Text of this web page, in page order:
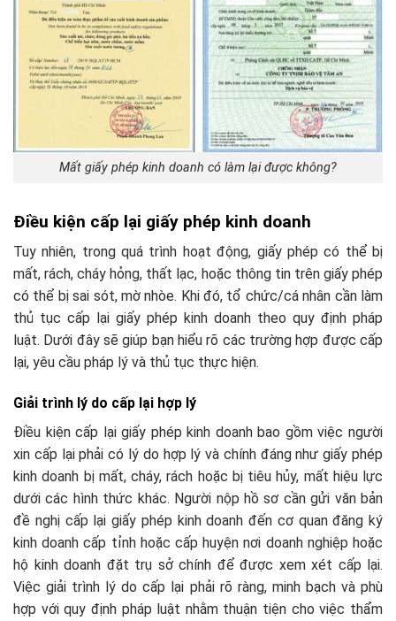
Mất giấy phép kinh doanh có làm lại được không?
Điều kiện cấp lại giấy phép kinh doanh
Tuy nhiên, trong quá trình hoạt động, giấy phép có thể bị
mất, rách, cháy hỏng, thất lạc, hoặc thông tin trên giấy phép
có thể bị sai sót, mờ nhòe. Khi đó, tổ chức/cá nhân cần làm
thủ tục cấp lại giấy phép kinh doanh theo quy định pháp
luật. Dưới đây sẽ giúp bạn hiểu rõ các trường hợp được cấp
lại, yêu cầu pháp lý và thủ tục thực hiện.
Giải trình lý do cấp lại hợp lý
Điều kiện cấp lại giấy phép kinh doanh bao gồm việc người
xin cấp lại phải có lý do hợp lý và chính đáng như giấy phép
kinh doanh bị mất, cháy, rách hoặc bị tiêu hủy, mất hiệu lực
dưới các hình thức khác. Người nộp hồ sơ cần gửi văn bản
đề nghị cấp lại giấy phép kinh doanh đến cơ quan đăng ký
kinh doanh cấp tỉnh hoặc cấp huyện nơi doanh nghiệp hoặc
hộ kinh doanh đặt trụ sở chính để được xem xét cấp lại.
Việc giải trình lý do cấp lại phải rõ ràng, minh bạch và phù
hợp với quy định pháp luật nhằm thuận tiện cho việc thẩm